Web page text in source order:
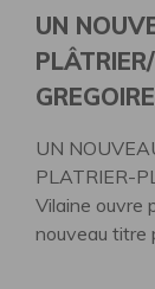
UN
GREGOIRE
UN
PLATRIER-
Vilaine ouvre
nouveau titre